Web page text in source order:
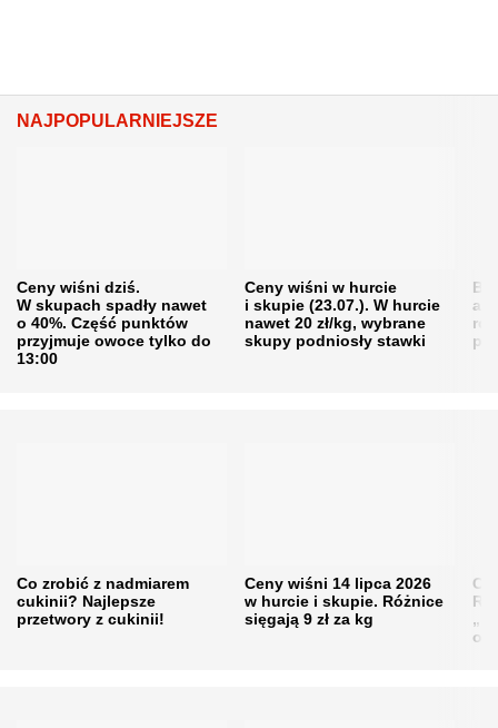
NAJPOPULARNIEJSZE
Ceny wiśni dziś.
W skupach spadły nawet
o 40%. Część punktów
przyjmuje owoce tylko do
13:00
Ceny wiśni w hurcie
i skupie (23.07.). W hurcie
nawet 20 zł/kg, wybrane
skupy podniosły stawki
Co zrobić z nadmiarem
cukinii? Najlepsze
przetwory z cukinii!
Ceny wiśni 14 lipca 2026
w hurcie i skupie. Różnice
sięgają 9 zł za kg